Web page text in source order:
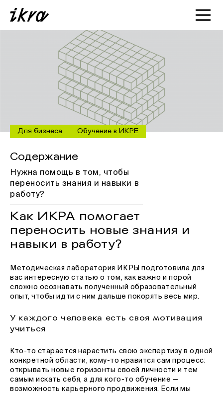
Познакомиться с ИКРОЙ
Статьи
Кейсы
О нас
Для бизнеса Обучение в ИКРЕ
Содержание
Нужна помощь в том, чтобы
переносить знания и навыки в
работу?
Как ИКРА помогает
переносить новые знания и
навыки в работу?
Методическая лаборатория ИКРЫ подготовила для
вас интересную статью о том, как важно и порой
сложно осознавать полученный образовательный
опыт, чтобы идти с ним дальше покорять весь мир.
У каждого человека есть своя мотивация
учиться
Кто-то старается нарастить свою экспертизу в одной
конкретной области, кому-то нравится сам процесс:
открывать новые горизонты своей личности и тем
самым искать себя, а для кого-то обучение —
возможность карьерного продвижения. Если мы